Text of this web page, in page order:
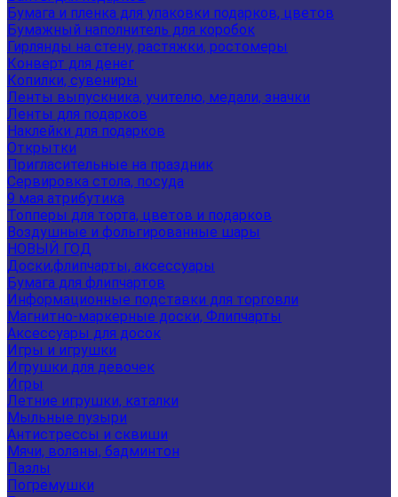
Бумага и пленка для упаковки подарков, цветов
Бумажный наполнитель для коробок
Гирлянды на стену, растяжки, ростомеры
Конверт для денег
Копилки, сувениры
Ленты выпускника, учителю, медали, значки
Ленты для подарков
Наклейки для подарков
Открытки
Пригласительные на праздник
Сервировка стола, посуда
9 мая атрибутика
Топперы для торта, цветов и подарков
Воздушные и фольгированные шары
НОВЫЙ ГОД
Доски,флипчарты, аксессуары
Бумага для флипчартов
Информационные подставки для торговли
Магнитно-маркерные доски, Флипчарты
Аксессуары для досок
Игры и игрушки
Игрушки для девочек
Игры
Летние игрушки, каталки
Мыльные пузыри
Антистрессы и сквиши
Мячи, воланы, бадминтон
Пазлы
Погремушки